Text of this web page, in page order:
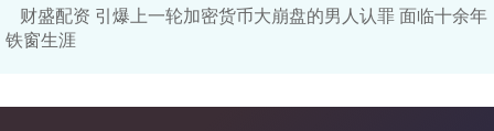
财盛配资 引爆上一轮加密货币大崩盘的男人认罪 面临十余年
铁窗生涯